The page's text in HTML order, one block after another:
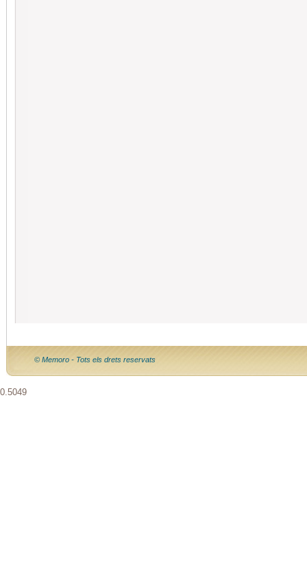
© Memoro - Tots els drets reservats
0.5049